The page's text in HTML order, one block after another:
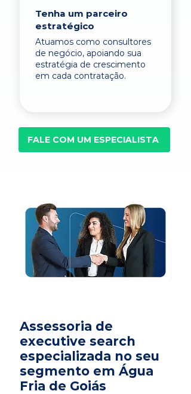
Tenha um parceiro
estratégico
Atuamos como consultores
de negócio, apoiando sua
estratégia de crescimento
em cada contratação.
FALE COM UM ESPECIALISTA
Assessoria de
executive search
especializada no seu
segmento em Água
Fria de Goiás